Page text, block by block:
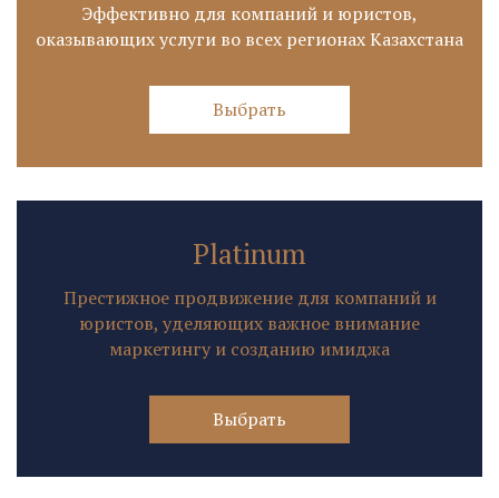
Эффективно для компаний и юристов,
оказывающих услуги во всех регионах Казахстана
Выбрать
Platinum
Престижное продвижение для компаний и
юристов, уделяющих важное внимание
маркетингу и созданию имиджа
Выбрать